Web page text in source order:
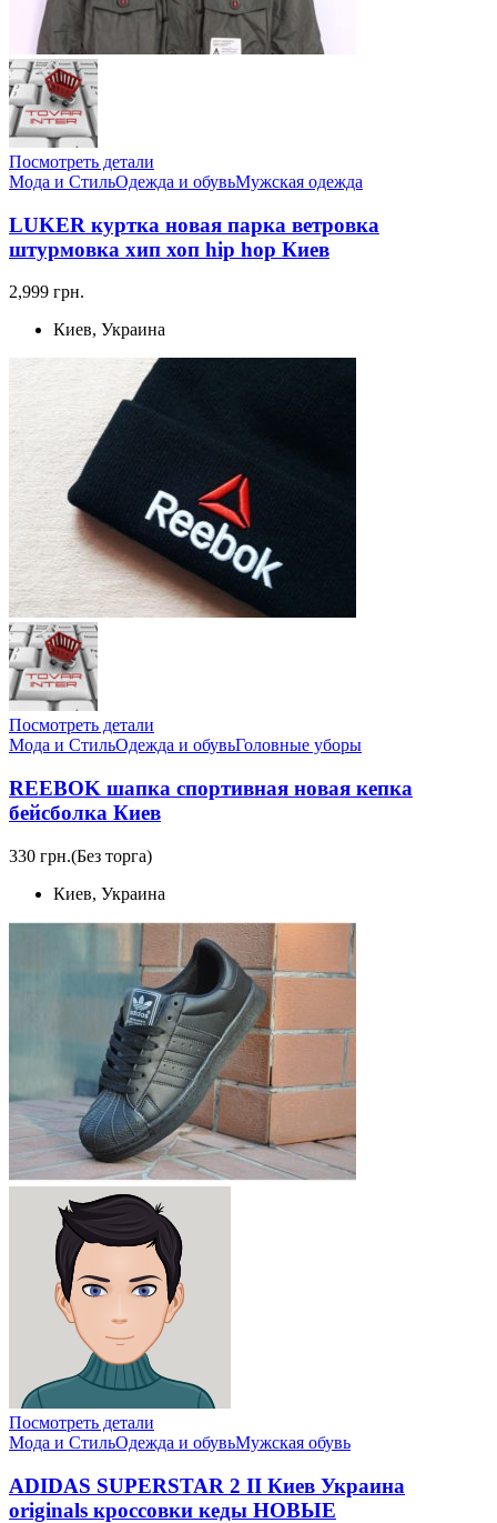
Посмотреть детали
Мода и СтильОдежда и обувьМужская одежда
LUKER куртка новая парка ветровка
штурмовка хип хоп hip hop Киев
2,999 грн.
Киев, Украина
Посмотреть детали
Мода и СтильОдежда и обувьГоловные уборы
REEBOK шапка спортивная новая кепка
бейсболка Киев
330 грн.(Без торга)
Киев, Украина
Посмотреть детали
Мода и СтильОдежда и обувьМужская обувь
ADIDAS SUPERSTAR 2 II Киев Украина
originals кроссовки кеды НОВЫЕ